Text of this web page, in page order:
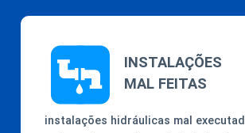
INSTALAÇÕES
MAL FEITAS
instalações hidráulicas mal